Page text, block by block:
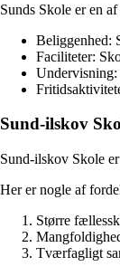
Sunds Skole er en
Beliggenhed:
Faciliteter:
Undervisning:
Sund-ilskov
Sund-ilskov Skole
Her er nogle af
Større
Tværfagligt